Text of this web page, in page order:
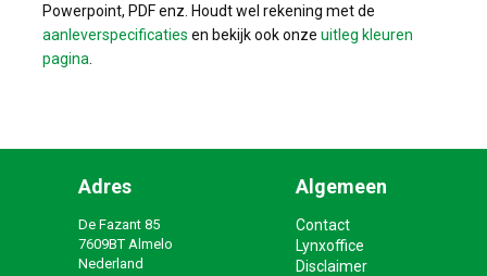
Powerpoint, PDF enz. Houdt wel rekening met de
aanleverspecificaties en bekijk ook onze uitleg kleuren
pagina
Adres
De Fazant 85
7609BT Almelo
Nederland
Algemeen
Contact
Lynxoffice
Disclaimer